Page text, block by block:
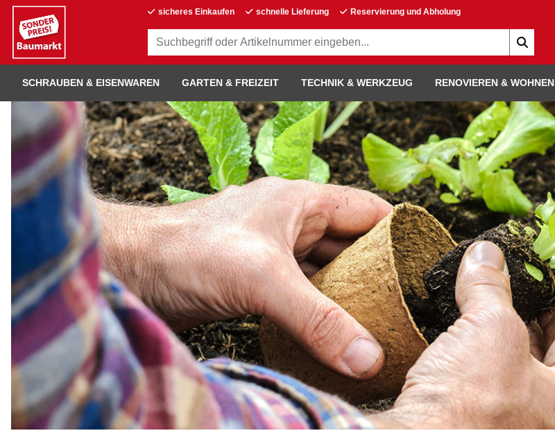
sicheres Einkaufen schnelle Lieferung Reservierung und Abholung
SCHRAUBEN & EISENWAREN GARTEN & FREIZEIT TECHNIK & WERKZEUG RENOVIEREN & WOHNEN